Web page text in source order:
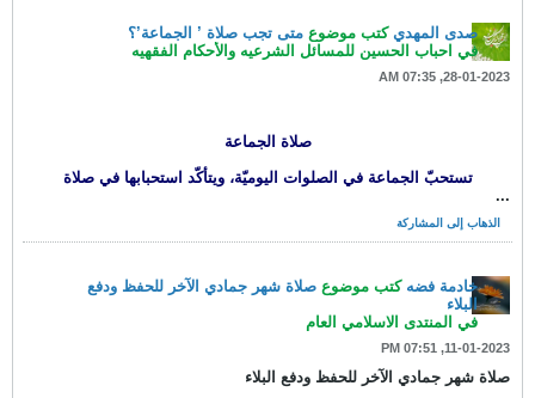
صدى المهدي كتب موضوع متى تجب صلاة ’ الجماعة’؟
في احباب الحسين للمسائل الشرعيه والأحكام الفقهيه
28-01-2023, 07:35 AM
صلاة الجماعة
تستحبّ الجماعة في الصلوات اليوميّة، ويتأكّد استحبابها في صلاة
...
الذهاب إلى المشاركة
خادمة فضه كتب موضوع صلاة شهر جمادي الآخر للحفظ ودفع
البلاء
في المنتدى الاسلامي العام
11-01-2023, 07:51 PM
صلاة شهر جمادي الآخر للحفظ ودفع البلاء